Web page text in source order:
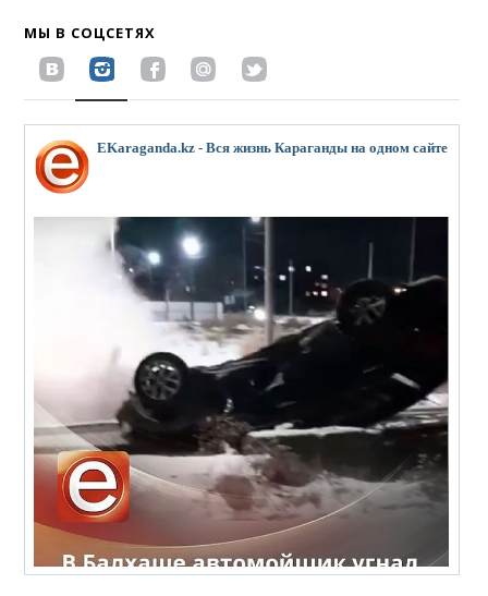
МЫ В СОЦСЕТЯХ
EKaraganda.kz - Вся жизнь Караганды на одном сайте